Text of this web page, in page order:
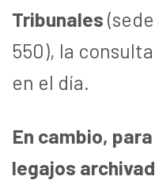
Tribunales
550), la
en el día.
En cambio,
legajos